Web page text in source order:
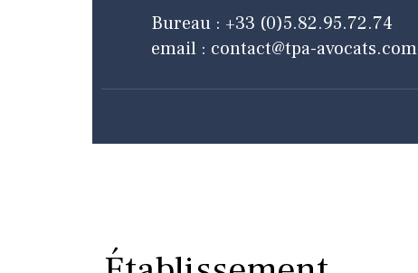
Bureau : +33 (0)5.82.95.72.74
email : contact@tpa-avocats.com